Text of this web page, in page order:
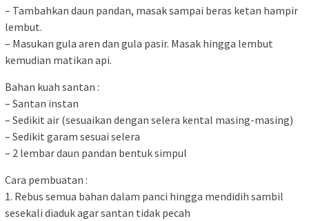
– Tambahkan daun pandan, masak sampai beras ketan hampir
lembut.
– Masukan gula aren dan gula pasir. Masak hingga lembut
kemudian matikan api.
Bahan kuah santan :
– Santan instan
– Sedikit air (sesuaikan dengan selera kental masing-masing)
– Sedikit garam sesuai selera
– 2 lembar daun pandan bentuk simpul
Cara pembuatan :
1. Rebus semua bahan dalam panci hingga mendidih sambil
sesekali diaduk agar santan tidak pecah